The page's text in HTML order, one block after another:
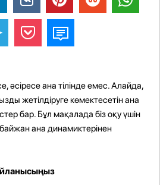
әсіресе ана тілінде емес. Алайда,
жетілдіруге көмектесетін ана
бар. Бұл мақалада біз оқу үшін
ана динамиктерінен